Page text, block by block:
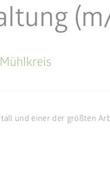
und einer der größten